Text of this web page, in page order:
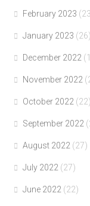
February 2023
January 2023 (26)
December 2022
November 2022
October 2022 (22)
September 2022
August 2022 (27)
July 2022 (27)
June 2022 (22)